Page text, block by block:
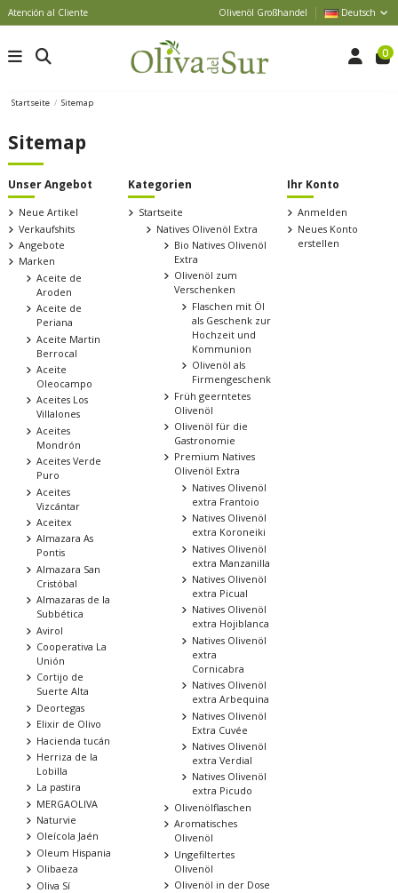
Atención al Cliente Olivenöl Großhandel Deutsch
0
Startseite Sitemap
Sitemap
Unser Angebot
Neue Artikel
Verkaufshits
Angebote
Marken
Aceite de
Aroden
Aceite de
Periana
Aceite Martin
Berrocal
Aceite
Oleocampo
Aceites Los
Villalones
Aceites
Mondrón
Aceites Verde
Puro
Aceites
Vizcántar
Aceitex
Almazara As
Pontis
Almazara San
Cristóbal
Almazaras de la
Subbética
Avirol
Cooperativa La
Unión
Cortijo de
Suerte Alta
Deortegas
Elixir de Olivo
Hacienda tucán
Herriza de la
Lobilla
La pastira
MERGAOLIVA
Naturvie
Oleícola Jaén
Oleum Hispania
Olibaeza
Oliva Sí
Kategorien
Startseite
Natives Olivenöl Extra
Bio Natives Olivenöl
Extra
Olivenöl zum
Verschenken
Flaschen mit Öl
als Geschenk zur
Hochzeit und
Kommunion
Olivenöl als
Firmengeschenk
Früh geerntetes
Olivenöl
Olivenöl für die
Gastronomie
Premium Natives
Olivenöl Extra
Natives Olivenöl
extra Frantoio
Natives Olivenöl
extra Koroneiki
Natives Olivenöl
extra Manzanilla
Natives Olivenöl
extra Picual
Natives Olivenöl
extra Hojiblanca
Natives Olivenöl
extra
Cornicabra
Natives Olivenöl
extra Arbequina
Natives Olivenöl
Extra Cuvée
Natives Olivenöl
extra Verdial
Natives Olivenöl
extra Picudo
Olivenölflaschen
Aromatisches
Olivenöl
Ungefiltertes
Olivenöl
Olivenöl in der Dose
Ihr Konto
Anmelden
Neues Konto
erstellen